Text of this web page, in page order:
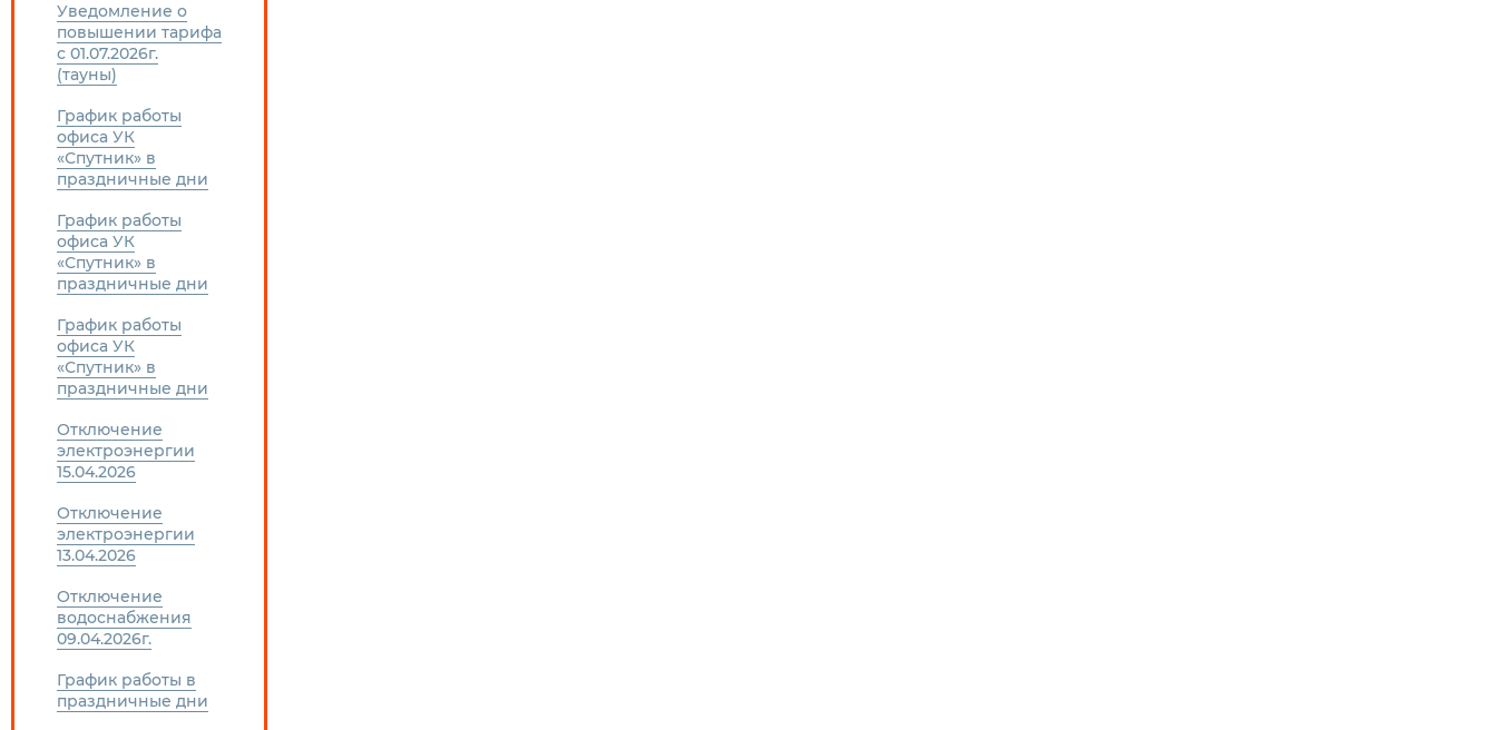
Уведомление о
повышении тарифа
с 01.07.2026г.
(тауны)
График работы
офиса УК
«Спутник» в
праздничные дни
График работы
офиса УК
«Спутник» в
праздничные дни
График работы
офиса УК
«Спутник» в
праздничные дни
Отключение
электроэнергии
15.04.2026
Отключение
электроэнергии
13.04.2026
Отключение
водоснабжения
09.04.2026г.
График работы в
праздничные дни